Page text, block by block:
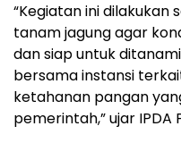
“Kegiatan ini dilakukan
tanam jagung agar
dan siap untuk
bersama instansi
ketahanan pangan
pemerintah,” ujar IPDA